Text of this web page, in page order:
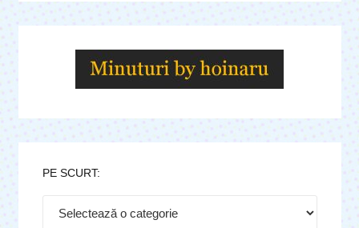
PE SCURT: